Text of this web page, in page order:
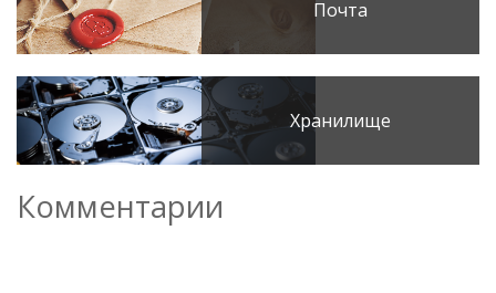
Почта
Хранилище
Комментарии